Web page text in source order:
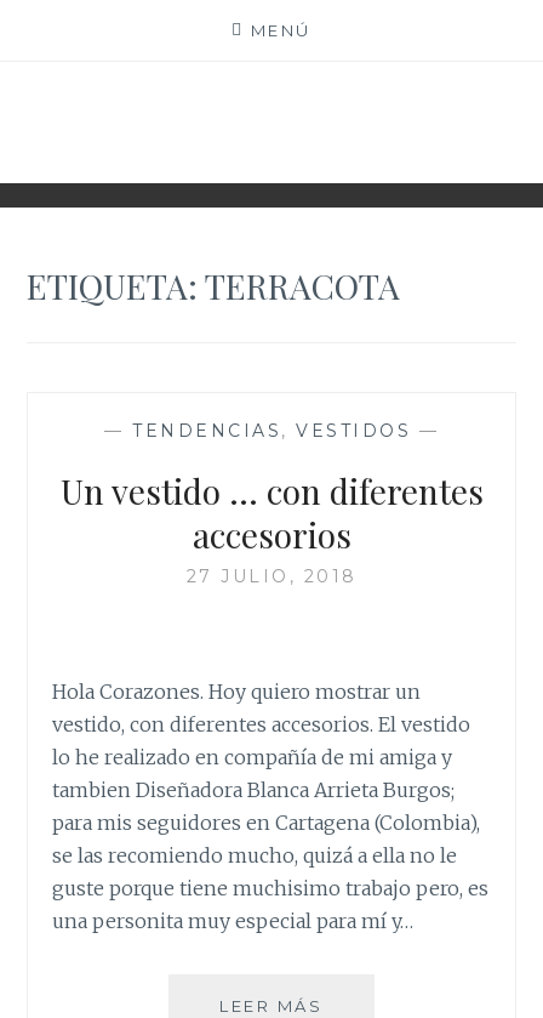
MENÚ
ETIQUETA:TERRACOTA
— TENDENCIAS , VESTIDOS —
Un vestido … con diferentes
accesorios
27 JULIO, 2018
Hola Corazones. Hoy quiero mostrar un
vestido, con diferentes accesorios. El vestido
lo he realizado en compañía de mi amiga y
tambien Diseñadora Blanca Arrieta Burgos;
para mis seguidores en Cartagena (Colombia),
se las recomiendo mucho, quizá a ella no le
guste porque tiene muchisimo trabajo pero, es
una personita muy especial para mí y…
LEER MÁS